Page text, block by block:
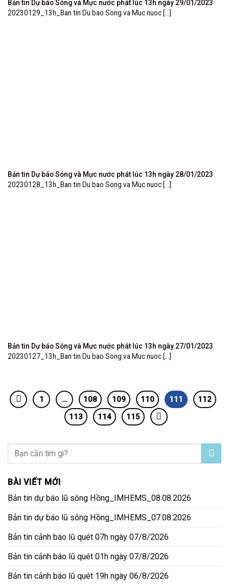
Bản tin Dự báo Sóng và Mực nước phát lúc 13h ngày 29/01/2023
20230129_13h_Ban tin Du bao Song va Muc nuoc [...]
Bản tin Dự báo Sóng và Mực nước phát lúc 13h ngày 28/01/2023
20230128_13h_Ban tin Du bao Song va Muc nuoc [...]
Bản tin Dự báo Sóng và Mực nước phát lúc 13h ngày 27/01/2023
20230127_13h_Ban tin Du bao Song va Muc nuoc [...]
1 … 108 109 110 111
112
113
114 115
BÀI VIẾT MỚI
Bản tin dự báo lũ sông Hồng_IMHEMS_08.08.2026
Bản tin dự báo lũ sông Hồng_IMHEMS_07.08.2026
Bản tin cảnh báo lũ quét 07h ngày 07/8/2026
Bản tin cảnh báo lũ quét 01h ngày 07/8/2026
Bản tin cảnh báo lũ quét 19h ngày 06/8/2026